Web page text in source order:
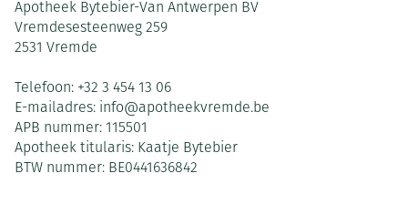
Apotheek Bytebier-Van Antwerpen BV
Vremdesesteenweg 259
2531 Vremde
Telefoon: +32 3 454 13 06
E-mailadres: info@apotheekvremde.be
APB nummer: 115501
Apotheek titularis: Kaatje Bytebier
BTW nummer: BE0441636842